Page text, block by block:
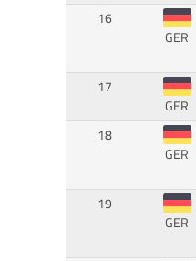
16
GER
17
GER
18
GER
19
GER